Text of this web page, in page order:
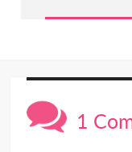
1